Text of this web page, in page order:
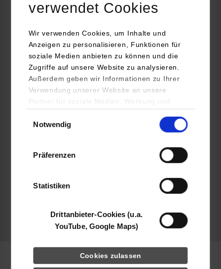
verwendet Cookies
Wir verwenden Cookies, um Inhalte und
Anzeigen zu personalisieren, Funktionen für
soziale Medien anbieten zu können und die
Zugriffe auf unsere Website zu analysieren.
Außerdem geben wir Informationen zu Ihrer
Verwendung unserer Website an unsere
Partner für soziale Medien, Werbung und
YouTube, Google Maps) führen diese
Daten zusammen, die Sie ihnen bereitgestellt
haben oder die sie im Rahmen Ihrer Nutzung
Notwendig
Präferenzen
Statistiken
Drittanbieter-Cookies (u.a.
YouTube, Google Maps)
Cookies zulassen
Heidelberg Postpress Deutschland GmbH
Austraße 50
71642 Ludwigsburg
https://www.heidelberg.com/
Eckhard Wolf
+49 7142 501-300